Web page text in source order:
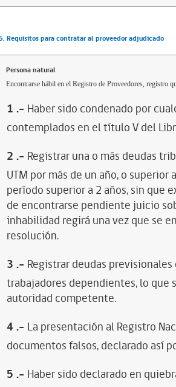
Requisitos para contratar al proveedor adjudicado
Persona natural
Encontrarse hábil en el Registro de Proveedores, registro
1 .- Haber sido condenado por
contemplados en el título V del
2 .- Registrar una o más deudas
UTM por más de un año, o
período superior a 2 años, sin que
de encontrarse pendiente juicio
inhabilidad regirá una vez que se
resolución.
3 .- Registrar deudas
trabajadores dependientes, lo
autoridad competente.
4 .- La presentación al Registro
documentos falsos, declarado así
5 .- Haber sido declarado en